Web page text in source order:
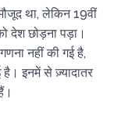
था, लेकिन 19वीं
देश छोड़ना पड़ा।
नहीं की गई है,
इनमें से ज़्यादातर